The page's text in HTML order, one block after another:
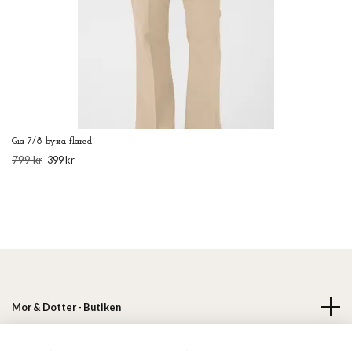
Gia 7/8 byxa flared
799 kr 399 kr
Mor & Dotter - Butiken